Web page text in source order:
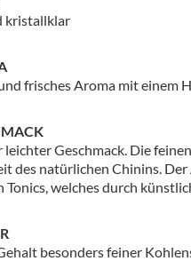
& Desinfektion
kristallklar
frisches Aroma mit einem
leichter Geschmack. Die
des natürlichen Chinins.
Tonics, welches durch
besonders feiner